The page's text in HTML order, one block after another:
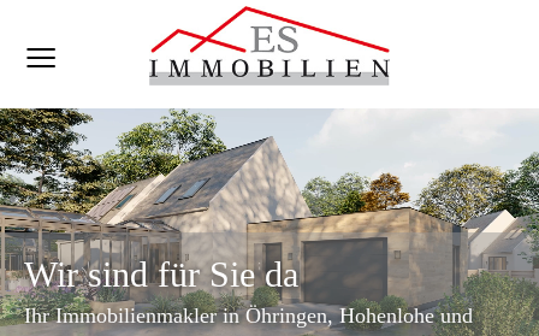
Wir sind für Sie da
Ihr Immobilienmakler in Öhringen, Hohenlohe und